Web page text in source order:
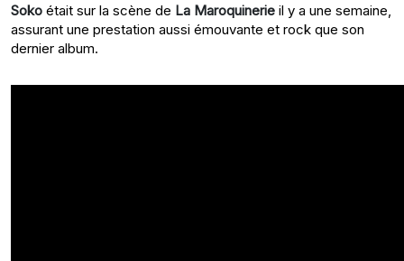
Soko était sur la scène de La Maroquinerie il y a une semaine,
assurant une prestation aussi émouvante et rock que son
dernier album.